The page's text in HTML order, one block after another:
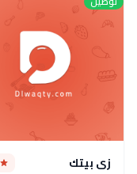
زى بيتك